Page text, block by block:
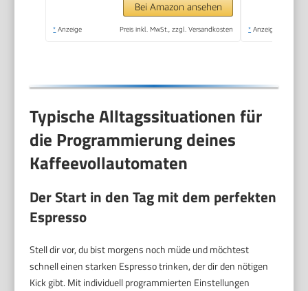
Bei Amazon ansehen
* Anzeige Preis inkl. MwSt., zzgl. Versandkosten * Anzeige
Typische Alltagssituationen für
die Programmierung deines
Kaffeevollautomaten
Der Start in den Tag mit dem perfekten
Espresso
Stell dir vor, du bist morgens noch müde und möchtest
schnell einen starken Espresso trinken, der dir den nötigen
Kick gibt. Mit individuell programmierten Einstellungen